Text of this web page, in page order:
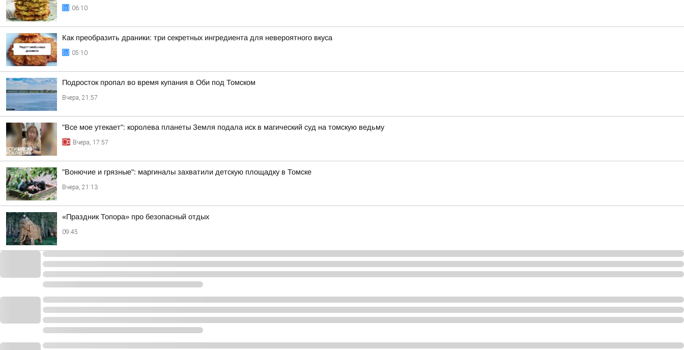
06:10
Как преобразить драники: три секретных ингредиента для невероятного вкуса
05:10
Подросток пропал во время купания в Оби под Томском
Вчера, 21:57
"Все мое утекает": королева планеты Земля подала иск в магический суд на томскую ведьму
Вчера, 17:57
"Вонючие и грязные": маргиналы захватили детскую площадку в Томске
Вчера, 21:13
«Праздник Топора» про безопасный отдых
09:45